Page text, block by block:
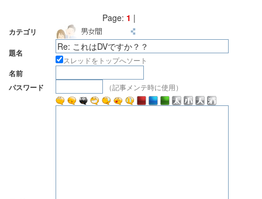
Page: 1 |
カテゴリ
題名
スレッドをトップへソート
名前
パスワード
（記事メンテ時に使用）